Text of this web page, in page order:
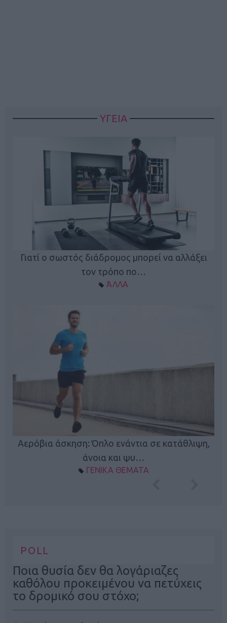
ΥΓΕΙΑ
Γιατί ο σωστός διάδρομος μπορεί να αλλάξει
τον τρόπο πο…
ΆΛΛΑ
Αερόβια άσκηση: Όπλο ενάντια σε κατάθλιψη,
άνοια και ψυ…
ΓΕΝΙΚΑ ΘΕΜΑΤΑ
POLL
Ποια θυσία δεν θα λογάριαζες
καθόλου προκειμένου να πετύχεις
το δρομικό σου στόχο;